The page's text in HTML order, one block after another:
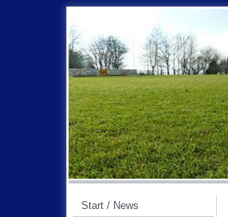
Start / News